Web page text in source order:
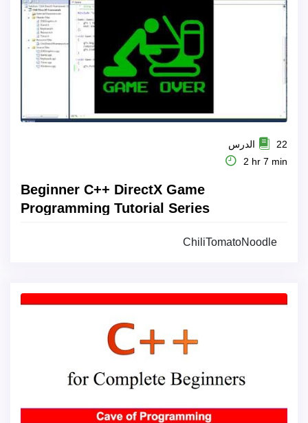
22 الدرس
2 hr 7 min
Beginner C++ DirectX Game
Programming Tutorial Series
ChiliTomatoNoodle